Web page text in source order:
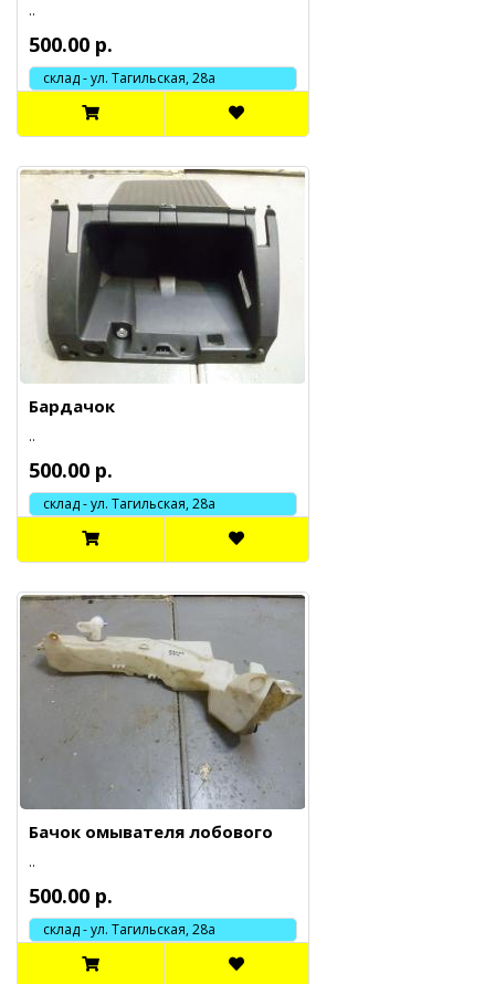
..
500.00 р.
склад - ул. Тагильская, 28а
Бардачок
..
500.00 р.
склад - ул. Тагильская, 28а
Бачок омывателя лобового
..
500.00 р.
склад - ул. Тагильская, 28а